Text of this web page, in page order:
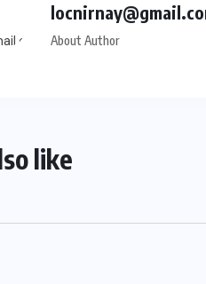
About Author
like